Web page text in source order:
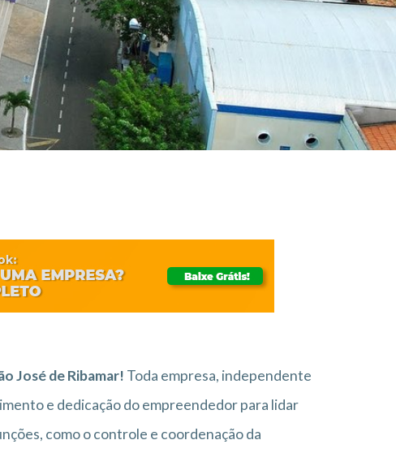
José de Ribamar! Toda empresa, independente
e dedicação do empreendedor para lidar
como o controle e coordenação da